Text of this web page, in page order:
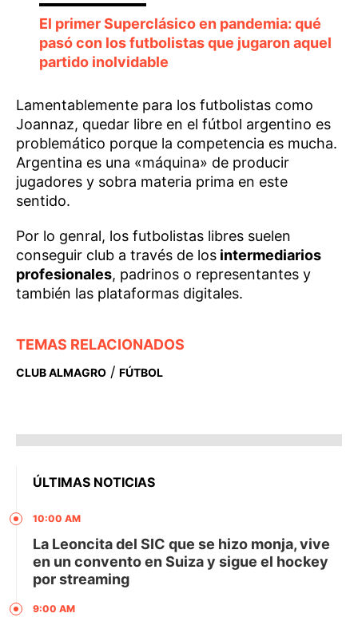
El primer Superclásico en pandemia: qué
pasó con los futbolistas que jugaron aquel
partido inolvidable
Lamentablemente para los futbolistas como
Joannaz, quedar libre en el fútbol argentino es
problemático porque la competencia es mucha.
Argentina es una «máquina» de producir
jugadores y sobra materia prima en este
sentido.
Por lo genral, los futbolistas libres suelen
conseguir club a través de los intermediarios
profesionales, padrinos o representantes y
también las plataformas digitales.
TEMAS RELACIONADOS
CLUB ALMAGRO / FÚTBOL
ÚLTIMAS NOTICIAS
10:00 AM
La Leoncita del SIC que se hizo monja, vive
en un convento en Suiza y sigue el hockey
por streaming
9:00 AM